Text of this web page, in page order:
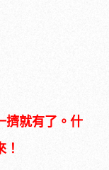
擠就有了。什